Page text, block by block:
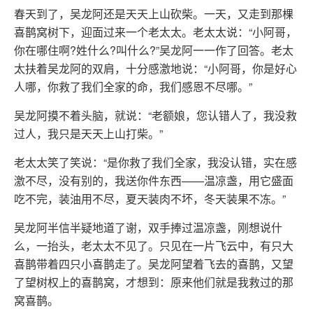
春天到了，吴龙阿还是天天上山砍柴。一天，又走到那棵
喜鹊窝树下，迎面过来一个老太太。老太太说：“小阿哥，
你在哪住啊?姓什么?叫什么?”吴龙阿一一作了回答。老太
太扶着吴龙阿的双肩，十分感激地说：“小阿哥，你是好心
人哪，你救了我们全家的命，我们感恩不尽哪。”
吴龙阿摸不着头脑，就说：“老额娘，您认错人了，我没救
过人，我只是天天上山打柴。”
老太太笑了笑说：“是你救了我们全家，我没认错，实在感
激不尽，没有别的，我送你件东西——温凉盏，用它盛面
吃不完，装油用不尽，夏天装肉不坏，冬天装果不冻。”
吴龙阿半信半疑地道了谢，双手捧过温凉盏，刚想说什
么，一抬头，老太太不见了。只见在一片飞云中，有只大
喜鹊带着四只小喜鹊走了。吴龙阿望着飞去的喜鹊，又望
了望树权上的喜鹊窝，才想到：原来他们就是我救过的那
窝喜鹊。